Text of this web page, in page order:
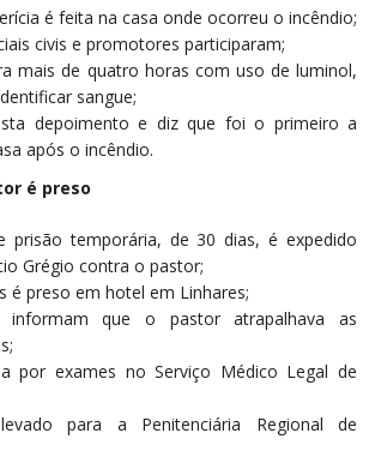
é feita na casa onde ocorreu o incêndio;
civis e promotores participaram;
mais de quatro horas com uso de luminol,
sangue;
depoimento e diz que foi o primeiro a
após o incêndio.
é preso
prisão temporária, de 30 dias, é expedido
Grégio contra o pastor;
é preso em hotel em Linhares;
informam que o pastor atrapalhava as
por exames no Serviço Médico Legal de
para a Penitenciária Regional de